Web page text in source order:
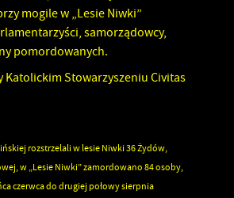
mogile w „Lesie Niwki”
samorządowcy,
pomordowanych.
Stowarzyszeniu Civitas
rozstrzelali w lesie Niwki 36 Żydów,
w „Lesie Niwki” zamordowano 84 osoby,
czerwca do drugiej połowy sierpnia